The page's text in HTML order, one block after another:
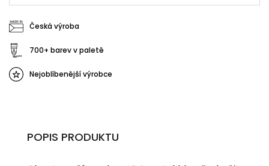
Česká výroba
700+ barev v paletě
Nejoblíbenější výrobce
POPIS PRODUKTU